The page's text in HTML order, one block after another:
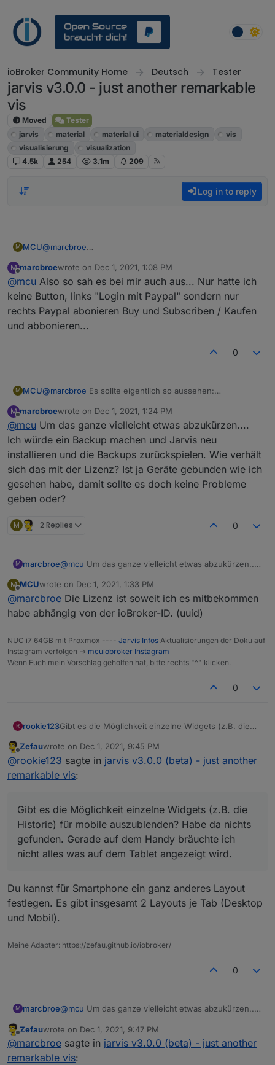
ioBroker Community Home Deutsch Tester
jarvis v3.0.0 - just another remarkable
vis
Moved
Tester
jarvis
material material ui materialdesign
vis
visualisierung
visualization
4.5k
254 3.1m 209
Log in to reply
M MCU@marcbroe
du das gesehen?
https://mcuiobroker.gitbook.io/jarvis-
infos/jarvis/besonderheiten-v3/pro-account
M
Offline
marcbroewrote on Dec 1, 2021, 1:08 PM
last edited by
@mcu Also so sah es bei mir auch aus... Nur hatte ich
keine Button, links "Login mit Paypal" sondern nur
rechts Paypal abonieren Buy und Subscriben / Kaufen
und abbonieren...
0
M MCU@marcbroe Es sollte eigentlich so aussehen:
M
Offline
marcbroewrote on Dec 1, 2021, 1:24 PM
last edited by
@mcu Um das ganze vielleicht etwas abzukürzen....
Ich würde ein Backup machen und Jarvis neu
installieren und die Backups zurückspielen. Wie verhält
sich das mit der Lizenz? Ist ja Geräte gebunden wie ich
gesehen habe, damit sollte es doch keine Probleme
geben oder?
M 2 Replies 0
M marcbroe@mcu Um das ganze vielleicht etwas abzukürzen....
installieren und die Backups zurückspielen. Wie
verhält sich das mit der Lizenz? Ist ja Geräte
gebunden wie ich gesehen habe, damit sollte es
doch keine Probleme geben oder?
M
Offline
MCUwrote on Dec 1, 2021, 1:33 PM
last edited by
@marcbroe Die Lizenz ist soweit ich es mitbekommen
habe abhängig von der ioBroker-ID. (uuid)
NUC i7 64GB mit Proxmox ---- Jarvis Infos Aktualisierungen der Doku auf
Instagram verfolgen -> mcuiobroker Instagram
Wenn Euch mein Vorschlag geholfen hat, bitte rechts "^" klicken.
0
R rookie123Gibt es die Möglichkeit einzelne Widgets (z.B. die
gefunden. Gerade auf dem Handy bräuchte ich nicht
alles was auf dem Tablet angezeigt wird.
Offline
Zefauwrote on Dec 1, 2021, 9:45 PM
last edited by
@rookie123 sagte in jarvis v3.0.0 (beta) - just another
remarkable vis:
Gibt es die Möglichkeit einzelne Widgets (z.B. die
Historie) für mobile auszublenden? Habe da nichts
gefunden. Gerade auf dem Handy bräuchte ich
nicht alles was auf dem Tablet angezeigt wird.
Du kannst für Smartphone ein ganz anderes Layout
festlegen. Es gibt insgesamt 2 Layouts je Tab (Desktop
und Mobil).
Meine Adapter: https://zefau.github.io/iobroker/
0
M marcbroe@mcu Um das ganze vielleicht etwas abzukürzen....
installieren und die Backups zurückspielen. Wie
verhält sich das mit der Lizenz? Ist ja Geräte
gebunden wie ich gesehen habe, damit sollte es
Offline
Zefauwrote on Dec 1, 2021, 9:47 PM
last edited by
@marcbroe sagte in jarvis v3.0.0 (beta) - just another
remarkable vis: